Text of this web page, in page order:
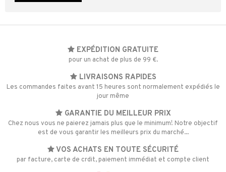
EXPÉDITION GRATUITE
pour un achat de plus de 99 €.
LIVRAISONS RAPIDES
Les commandes faites avant 15 heures sont normalement expédiés le
jour même
GARANTIE DU MEILLEUR PRIX
Chez nous vous ne paierez jamais plus que le minimum! Notre objectif
est de vous garantir les meilleurs prix du marché...
VOS ACHATS EN TOUTE SÉCURITÉ
par facture, carte de crdit, paiement immédiat et compte client